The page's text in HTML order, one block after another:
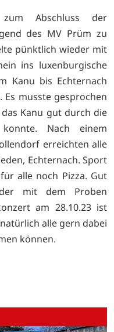
zum Abschluss der
des MV Prüm zu
pünktlich wieder mit
ins luxenburgische
Kanu bis Echternach
musste gesprochen
Kanu gut durch die
Nach einem
erreichten alle
Echternach. Sport
alle noch Pizza. Gut
mit dem Proben
am 28.10.23 ist
alle gern dabei
können.